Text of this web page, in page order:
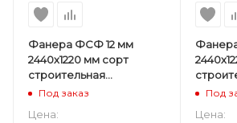
Фанера ФСФ 12 мм
2440х1220 мм сорт
строительная
нешлифованная
Под заказ
Цена:
Под
Цена: